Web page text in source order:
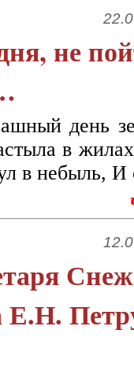
не
день
в
в небыль, И
Е.Н.